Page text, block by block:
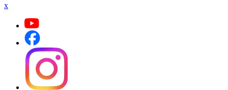
x